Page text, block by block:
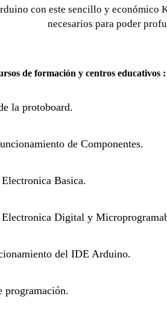
con este sencillo y económico
necesarios para poder
de formación y centros educativos :
la protoboard.
de Componentes.
Basica.
Digital y
del IDE Arduino.
programación.